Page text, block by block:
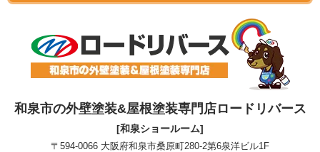
和泉市の外壁塗装&屋根塗装専門店ロードリバース
[和泉ショールーム]
〒594-0066 大阪府和泉市桑原町280-2第6泉洋ビル1F